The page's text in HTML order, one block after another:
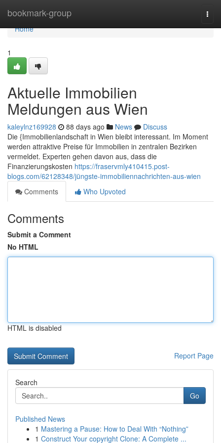
bookmark-group
Home
Home
1
Aktuelle Immobilien
Meldungen aus Wien
kaleylnz169928 88 days ago News
Discuss
Die {Immobilienlandschaft in Wien bleibt interessant. Im Moment
werden attraktive Preise für Immobilien in zentralen Bezirken
vermeldet. Experten gehen davon aus, dass die
Finanzierungskosten https://fraservmly410415.post-
blogs.com/62128348/jüngste-immobiliennachrichten-aus-wien
Comments
Who Upvoted
Comments
Submit a Comment
No HTML
HTML is disabled
Report Page
Search
Go
Published News
1 Mastering a Pause: How to Deal With “Nothing”
1 Construct Your copyright Clone: A Complete ...